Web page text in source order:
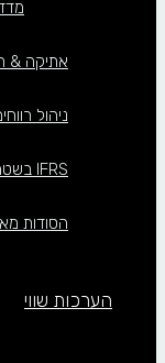
אתיקה &
ניהול
IFRS בשטח
הסודות
הערכות שווי